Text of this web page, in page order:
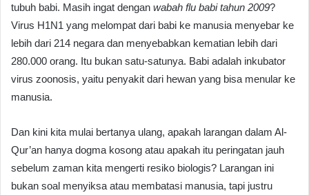
tubuh babi. Masih ingat dengan wabah flu babi tahun 2009?
Virus H1N1 yang melompat dari babi ke manusia menyebar ke
lebih dari 214 negara dan menyebabkan kematian lebih dari
280.000 orang. Itu bukan satu-satunya. Babi adalah inkubator
virus zoonosis, yaitu penyakit dari hewan yang bisa menular ke
manusia.
Dan kini kita mulai bertanya ulang, apakah larangan dalam Al-
Qur’an hanya dogma kosong atau apakah itu peringatan jauh
sebelum zaman kita mengerti resiko biologis? Larangan ini
bukan soal menyiksa atau membatasi manusia, tapi justru